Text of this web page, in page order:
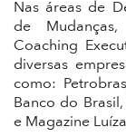
Nas áreas de
de
Coaching
diversas
como:
Banco do
e Magazine